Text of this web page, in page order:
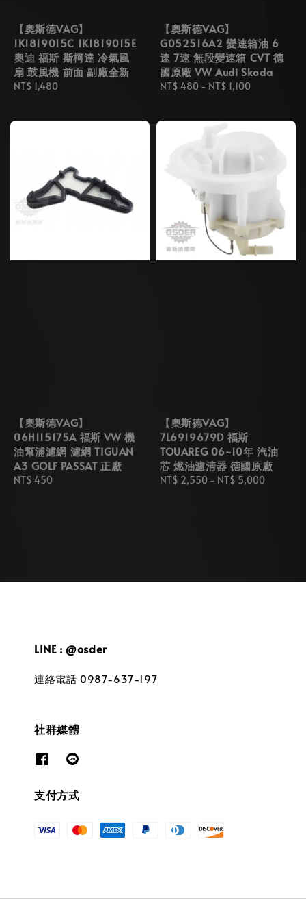
【奧斯德VAG】
1K1819015C 1K1819015E
奧迪 福斯 斯柯達 冷氣風
扇 鼓風機 前面 副廠全新
Regular
NT$ 1,480
【奧斯德VAG】
G052516A2 變速箱油 6
速 7速 無段變速箱 CVT 德
國原廠 VW Audi Skoda
Regular
NT$ 480 - NT$ 1,100
【奧斯德VAG】
06H115175A 福斯 VW 機
油幫浦濾網 濾網 TIGUAN
A3 GOLF PASSAT 正廠
Regular
NT$ 450
【奧斯德VAG】
7L6919679D 福斯
TOUAREG 06~10年 汽油
芯 燃油濾清器 德國原廠
Regular
NT$ 2,550 - NT$ 5,000
LINE : @osder
連絡電話 0987-637-197
社群媒體
支付方式